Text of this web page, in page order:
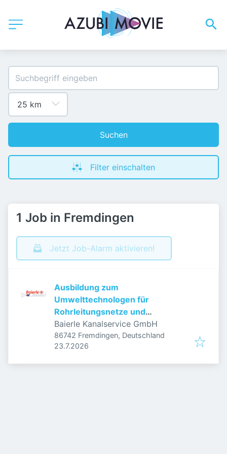
Suchen
Filter einschalten
1 Job in Fremdingen
Jetzt Job-Alarm aktivieren!
Ausbildung zum
Umwelttechnologen für
Rohrleitungsnetze und
Industrieanlagen (m/w/d)
Baierle Kanalservice GmbH
86742 Fremdingen, Deutschland
Veröffentlicht
23.7.2026